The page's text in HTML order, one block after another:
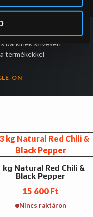
kell! A
ami évtizedek óta az
óriási kínálat
bárkinek szívesen
termékekkel
ON
›
kg Natural Red Chili &
Black Pepper
15 600 Ft
Nincs raktáron